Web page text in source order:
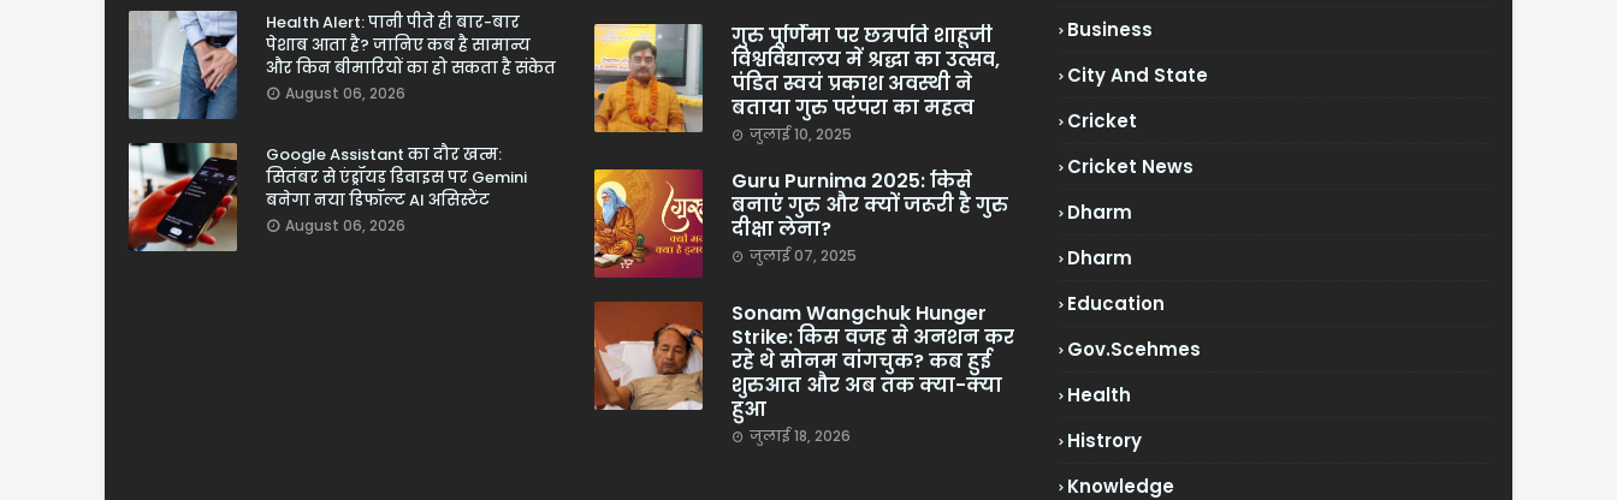
Health Alert: पानी पीते ही बार-बार
पेशाब आता है? जानिए कब है सामान्य
और किन बीमारियों का हो सकता है संकेत
August 06, 2026
Google Assistant का दौर खत्म:
सितंबर से एंड्रॉयड डिवाइस पर Gemini
बनेगा नया डिफॉल्ट AI असिस्टेंट
August 06, 2026
गुरु पूर्णिमा पर छत्रपति शाहूजी
विश्वविद्यालय में श्रद्धा का उत्सव,
पंडित स्वयं प्रकाश अवस्थी ने
बताया गुरु परंपरा का महत्व
जुलाई 10, 2025
Guru Purnima 2025: किसे
बनाएं गुरु और क्यों जरूरी है गुरु
दीक्षा लेना?
जुलाई 07, 2025
Sonam Wangchuk Hunger
Strike: किस वजह से अनशन कर
रहे थे सोनम वांगचुक? कब हुई
शुरुआत और अब तक क्या-क्या
हुआ
जुलाई 18, 2026
Business
City And State
Cricket
Cricket News
Dharm
Dharm
Education
Gov.scehmes
Health
Histrory
Knowledge